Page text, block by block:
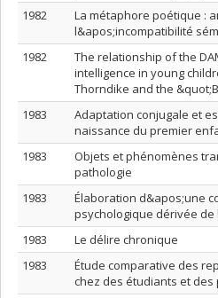
1982
La métaphore poétique :
l&apos;incompatibilité
1982
The relationship of the
intelligence in young
Thorndike and the
1983
Adaptation conjugale et
naissance du premier
1983
Objets et phénomènes
pathologie
1983
Élaboration d&apos;une
psychologique dérivée
1983
Le délire chronique
1983
Étude comparative des
chez des étudiants et